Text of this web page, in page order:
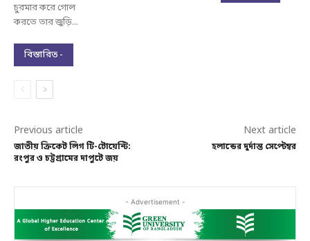
চুরমার করে গোল
করতে তার জুড়ি...
বিস্তারিত -
Previous article
জাতীয় ক্রিকেট লিগ টি-টোয়েন্টি:
রংপুর ও চট্টগ্রামের দাপুটে জয়
Next article
হলান্ডের দুর্দান্ত সেপ্টেম্বর
- Advertisement -